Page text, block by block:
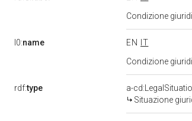
Condizione
l0:name EN
IT
Condizione
rdf:type
a-
Situazione